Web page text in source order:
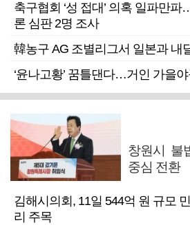
축구협회 ‘성 접대’ 의혹 일파만
론 심판 2명 조사
韓농구 AG 조별리그서 일본과 내
‘윤나고황’ 꿈틀댄다…거인 가을
창원시 불
중심 전환
김해시의회, 11일 544억 원 규모
리 주목